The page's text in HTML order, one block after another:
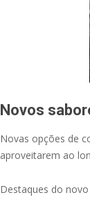
Novos
Novas opções de
aproveitarem ao
Destaques do